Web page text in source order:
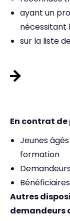
ayant un
nécessitant
sur la liste
En contrat
Jeunes
formation
Autres
demandeurs